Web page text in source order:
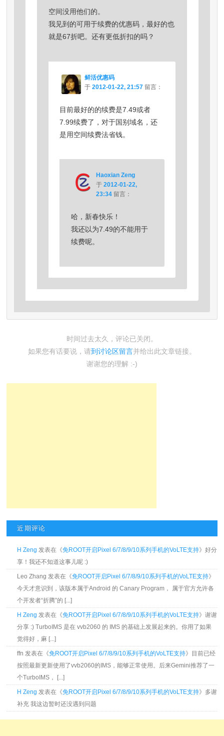
空间没用他们的。
我见到的可用于续费的优惠码，最好的也
就是67折吧。还有更低折扣的吗？
鲜活优惠码
于2012-01-22, 21:57 留言：
目前最好的的续费是7.49或者
7.99续费了，对于国别域名，还
是用空间续费法省钱。
Haoxian Zeng
于2012-01-22,
23:34 留言：
哈，新春快乐！
我还以为7.49的不能用于
续费呢。
时间过去太久，评论已关闭。
如果您有话要说，请到讨论区留言并给出此文章链接。
谢谢您的理解 :-)
近期评论
H Zeng 发表在《免ROOT开启Pixel 6/7/8/9/10系列手机的VoLTE支持》好分
享！我还不知道这事儿呢 :)
Leo Zhang 发表在《免ROOT开启Pixel 6/7/8/9/10系列手机的VoLTE支持》
今天才意识到，该版本属于Android 的 Canary Program， 属于官方允许各
个开发者“折腾”的 [...]
H Zeng 发表在《免ROOT开启Pixel 6/7/8/9/10系列手机的VoLTE支持》谢谢
分享 :) TurboIMS 是在 vvb2060 的 IMS 的基础上发展起来的。你用了如果
觉得好，麻 [...]
ffn 发表在《免ROOT开启Pixel 6/7/8/9/10系列手机的VoLTE支持》目前已经
按照最新更新使用了vvb2060的IMS，能够正常使用。后来Gemini推荐了一
个TurboIMS， [...]
H Zeng 发表在《免ROOT开启Pixel 6/7/8/9/10系列手机的VoLTE支持》多谢
补充 我这边暂时还没遇到问题